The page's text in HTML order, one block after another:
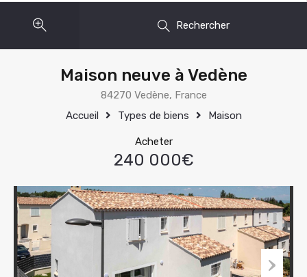
Rechercher
Maison neuve à Vedène
84270 Vedène, France
Accueil
Types de biens Maison
Acheter
240 000€